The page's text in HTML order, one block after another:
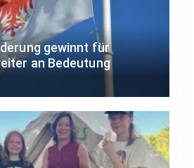
gewinnt für
an Bedeutung